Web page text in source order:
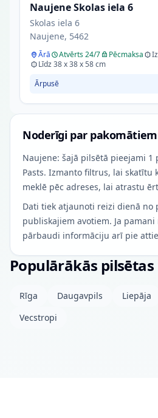
Naujene Skolas iela 6
Skolas iela 6
Naujene, 5462
Ārā Atvērts 24/7 Pēcmaksa
Līdz 38 x 38 x 58 cm
Ārpusē
Noderīgi par
Naujene: šajā pilsētā pieejami 1
Pasts. Izmanto filtrus, lai skatītu
meklē pēc adreses, lai atrastu
Dati tiek atjaunoti reizi dienā no
publiskajiem avotiem. Ja
pārbaudi informāciju arī pie
Populārākās pilsētas
Rīga Daugavpils Liepāja
Vecstropi